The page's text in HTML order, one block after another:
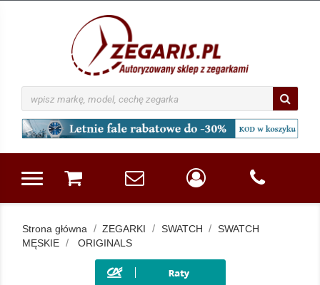
Strona główna ZEGARKI SWATCH
SWATCH
MĘSKIE
ORIGINALS